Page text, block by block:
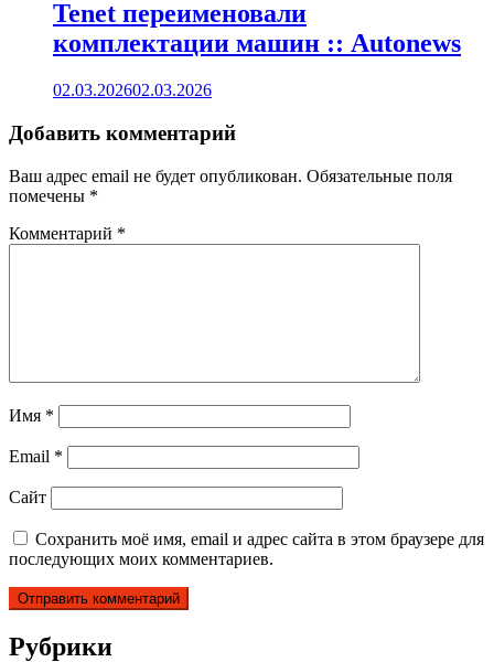
Tenet переименовали
комплектации машин :: Autonews
02.03.202602.03.2026
Добавить комментарий
Ваш адрес email не будет опубликован. Обязательные поля
помечены *
Комментарий *
Имя *
Email *
Сайт
Сохранить моё имя, email и адрес сайта в этом браузере для
последующих моих комментариев.
Рубрики